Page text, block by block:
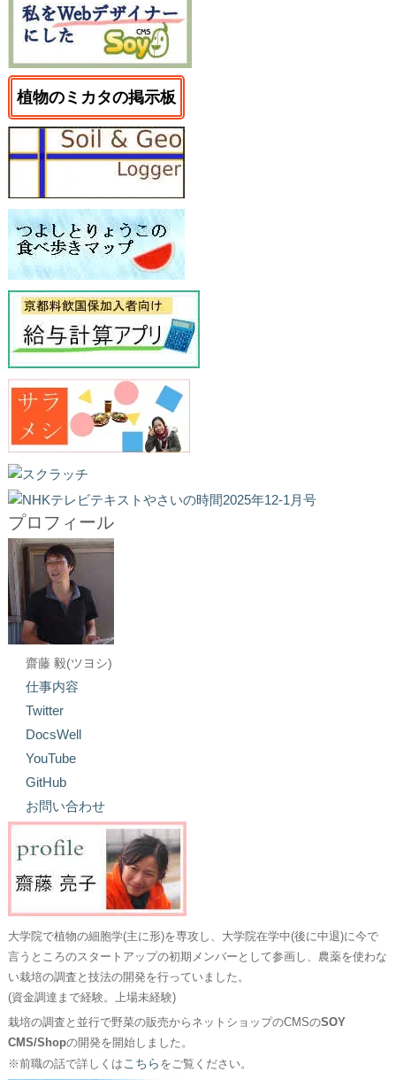
植物のミカタの掲示板
プロフィール
齋藤 毅(ツヨシ)
仕事内容
Twitter
DocsWell
YouTube
GitHub
お問い合わせ
大学院で植物の細胞学(主に形)を専攻し、大学院在学中(後に中退)に今で
言うところのスタートアップの初期メンバーとして参画し、農薬を使わな
い栽培の調査と技法の開発を行っていました。
(資金調達まで経験。上場未経験)
栽培の調査と並行で野菜の販売からネットショップのCMSのSOY
CMS/Shopの開発を開始しました。
※前職の話で詳しくはこちら をご覧ください。